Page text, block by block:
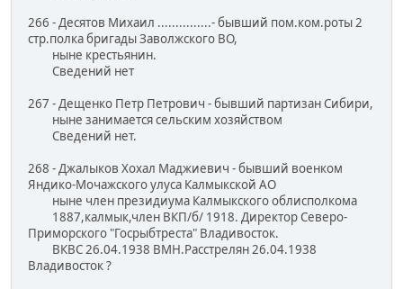
266 - Десятов Михаил ...............- бывший пом.ком.роты 2
стр.полка бригады Заволжского ВО,
ныне крестьянин.
Сведений нет
267 - Дещенко Петр Петрович - бывший партизан Сибири,
ныне занимается сельским хозяйством
Сведений нет.
268 - Джалыков Хохал Маджиевич - бывший военком
Яндико-Мочажского улуса Калмыкской АО
ныне член президиума Калмыкского облисполкома
1887,калмык,член ВКП/б/ 1918. Директор Северо-
Приморского "Госрыбтреста" Владивосток.
ВКВС 26.04.1938 ВМН.Расстрелян 26.04.1938
Владивосток ?